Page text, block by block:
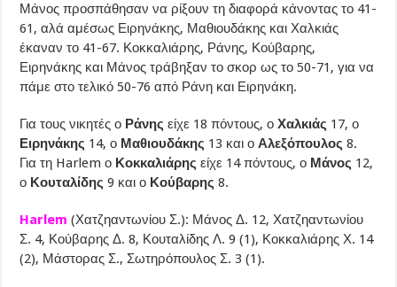
Μάνος προσπάθησαν να ρίξουν τη διαφορά κάνοντας το 41-
61, αλά αμέσως Ειρηνάκης, Μαθιουδάκης και Χαλκιάς
έκαναν το 41-67. Κοκκαλιάρης, Ράνης, Κούβαρης,
Ειρηνάκης και Μάνος τράβηξαν το σκορ ως το 50-71, για να
πάμε στο τελικό 50-76 από Ράνη και Ειρηνάκη.
Για τους νικητές ο Ράνηςείχε 18 πόντους, οΧαλκιάς 17, ο
Ειρηνάκης 14, ο Μαθιουδάκης 13 και οΑλεξόπουλος8.
Για τη Harlem ο Κοκκαλιάρηςείχε 14 πόντους, ο Μάνος 12,
ο Κουταλίδης9 και ο Κούβαρης8.
Harlem(Χατζηαντωνίου Σ.): Μάνος Δ. 12, Χατζηαντωνίου
Σ. 4, Κούβαρης Δ. 8, Κουταλίδης Λ. 9 (1), Κοκκαλιάρης Χ. 14
(2), Μάστορας Σ., Σωτηρόπουλος Σ. 3 (1).